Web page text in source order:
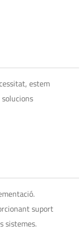
estem
suport
sistemes.